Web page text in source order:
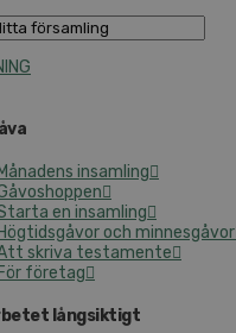
Månadens insamling
en insamling
Högtidsgåvor och minnesgåvor
skriva testamente
För företag
långsiktigt